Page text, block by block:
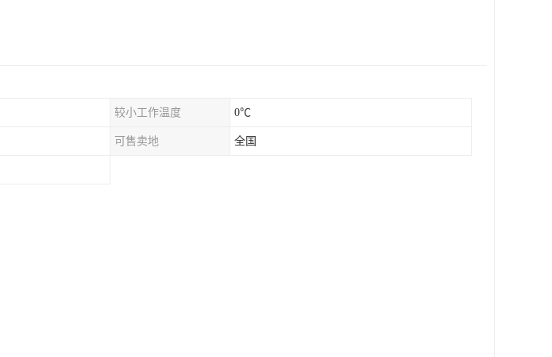
较小工作温度 0℃
可售卖地 全国